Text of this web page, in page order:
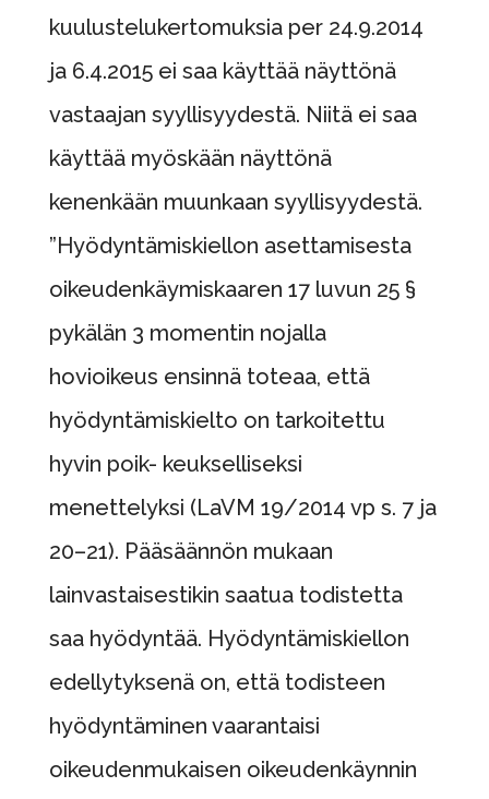
kuulustelukertomuksia per 24.9.2014
ja 6.4.2015 ei saa käyttää näyttönä
vastaajan syyllisyydestä. Niitä ei saa
käyttää myöskään näyttönä
kenenkään muunkaan syyllisyydestä.
”Hyödyntämiskiellon asettamisesta
oikeudenkäymiskaaren 17 luvun 25 §
pykälän 3 momentin nojalla
hovioikeus ensinnä toteaa, että
hyödyntämiskielto on tarkoitettu
hyvin poik- keukselliseksi
menettelyksi (LaVM 19/2014 vp s. 7 ja
20–21). Pääsäännön mukaan
lainvastaisestikin saatua todistetta
saa hyödyntää. Hyödyntämiskiellon
edellytyksenä on, että todisteen
hyödyntäminen vaarantaisi
oikeudenmukaisen oikeudenkäynnin